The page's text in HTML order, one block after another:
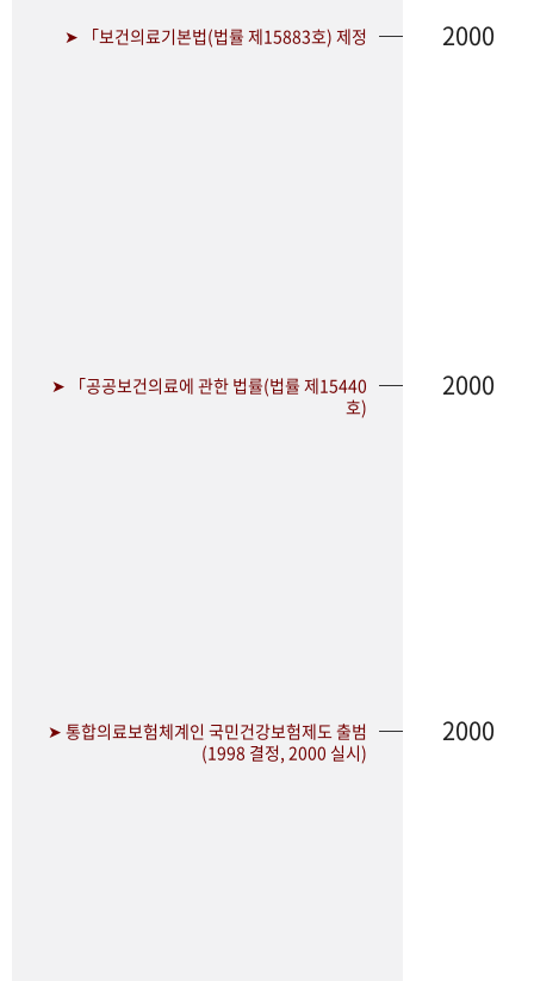
➤ 「보건의료기본법(법률 제15883호) 제정 2000
➤ 「공공보건의료에 관한 법률(법률 제15440
호)
2000
➤ 통합의료보험체계인 국민건강보험제도 출범
(1998 결정, 2000 실시)
2000